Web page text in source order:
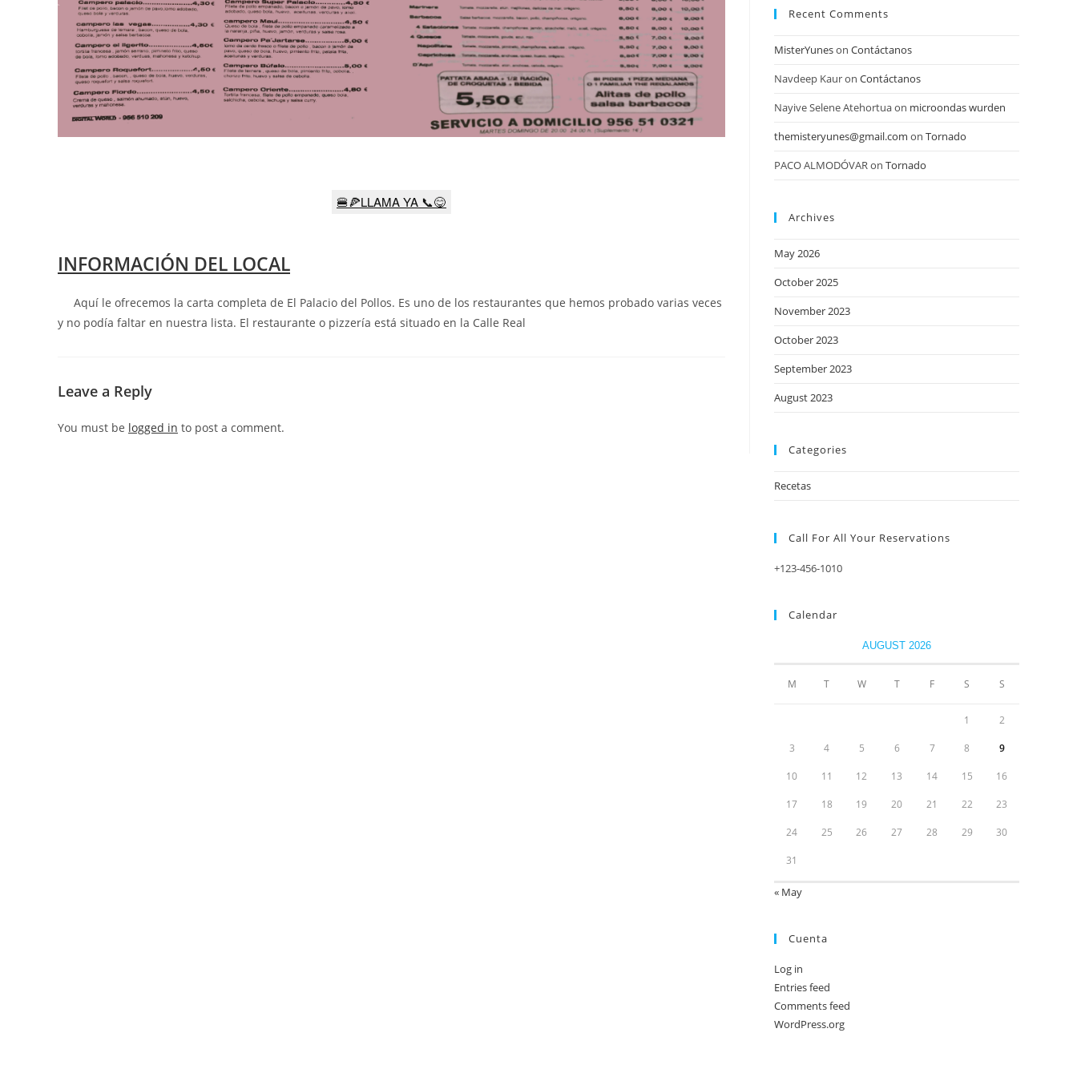
🍔🍕LLAMA YA 📞😋
INFORMACIÓN DEL LOCAL
Aquí le ofrecemos la carta completa de El Palacio del Pollos. Es uno de los restaurantes que hemos probado varias veces
y no podía faltar en nuestra lista. El restaurante o pizzería está situado en la Calle Real
Leave a Reply
You must be logged in to post a comment.
Recent Comments
MisterYuneson Contáctanos
Navdeep Kauron Contáctanos
Nayive Selene Atehortuaon microondas wurden
themisteryunes@gmail.com on Tornado
PACO ALMODÓVARon Tornado
Archives
May 2026
October 2025
November 2023
October 2023
September 2023
August 2023
Categories
Recetas
Call For All Your​ Reservations
+123-456-1010
Calendar
AUGUST 2026
M T W T F S S
1 2
3 4 5 6 7 8 9
10 11 12 13 14 15 16
17 18 19 20 21 22 23
24 25 26 27 28 29 30
31
« May
Cuenta
Log in
Entries feed
Comments feed
WordPress.org